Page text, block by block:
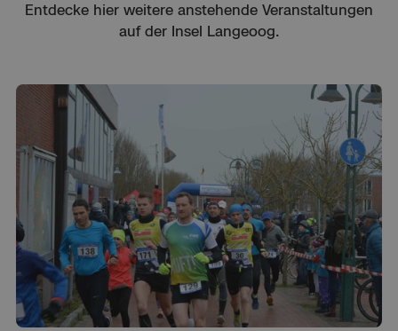
Entdecke hier weitere anstehende Veranstaltungen
auf der Insel Langeoog.